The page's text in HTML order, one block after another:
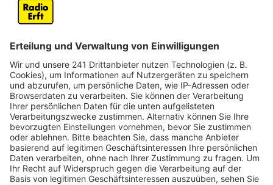
Anzeige
Bei vielen Bauprojekten im Rhein-Erft-Kreis und der
Region gibt es immer wieder Verzögerungen – in
Bergheim ist eine Baustelle jetzt aber deutlich früher
als geplant fertig geworden. Die Kölner Straße
zwischen INTRO und Südweststraße ist ab
Montagmorgen (26. Mai, 6 Uhr) wieder für den Verkehr
freigegeben. In den letzten 10 Monaten sind in den
Abschnitt die Kanäle und die Straße saniert worden.
Am Wochenende sind noch die Fahrbahnmarkierungen